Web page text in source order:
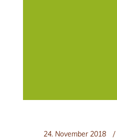
24. November 2018